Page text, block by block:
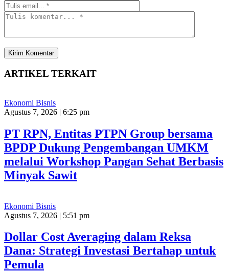
ARTIKEL TERKAIT
Ekonomi Bisnis
Agustus 7, 2026 | 6:25 pm
PT RPN, Entitas PTPN Group bersama
BPDP Dukung Pengembangan UMKM
melalui Workshop Pangan Sehat Berbasis
Minyak Sawit
Ekonomi Bisnis
Agustus 7, 2026 | 5:51 pm
Dollar Cost Averaging dalam Reksa
Dana: Strategi Investasi Bertahap untuk
Pemula